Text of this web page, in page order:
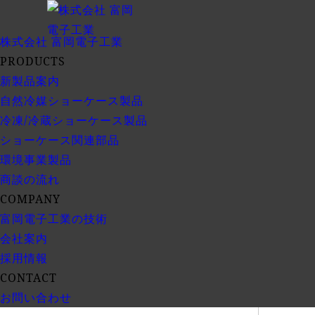
株式会社 富岡電子工業
PRODUCTS
新製品案内
自然冷媒ショーケース製品
冷凍/冷蔵ショーケース製品
ショーケース関連部品
環境事業製品
商談の流れ
COMPANY
富岡電子工業の技術
会社案内
採用情報
CONTACT
お問い合わせ